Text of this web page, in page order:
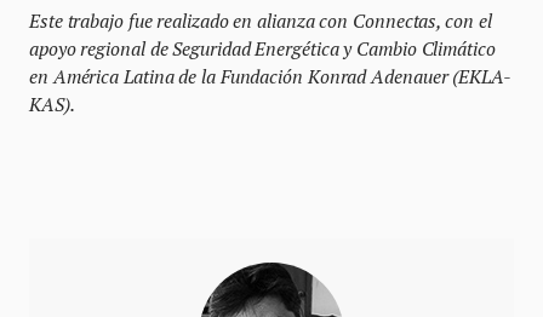
Este trabajo fue realizado en alianza con Connectas, con el
apoyo regional de Seguridad Energética y Cambio Climático
en América Latina de la Fundación Konrad Adenauer (EKLA-
KAS).